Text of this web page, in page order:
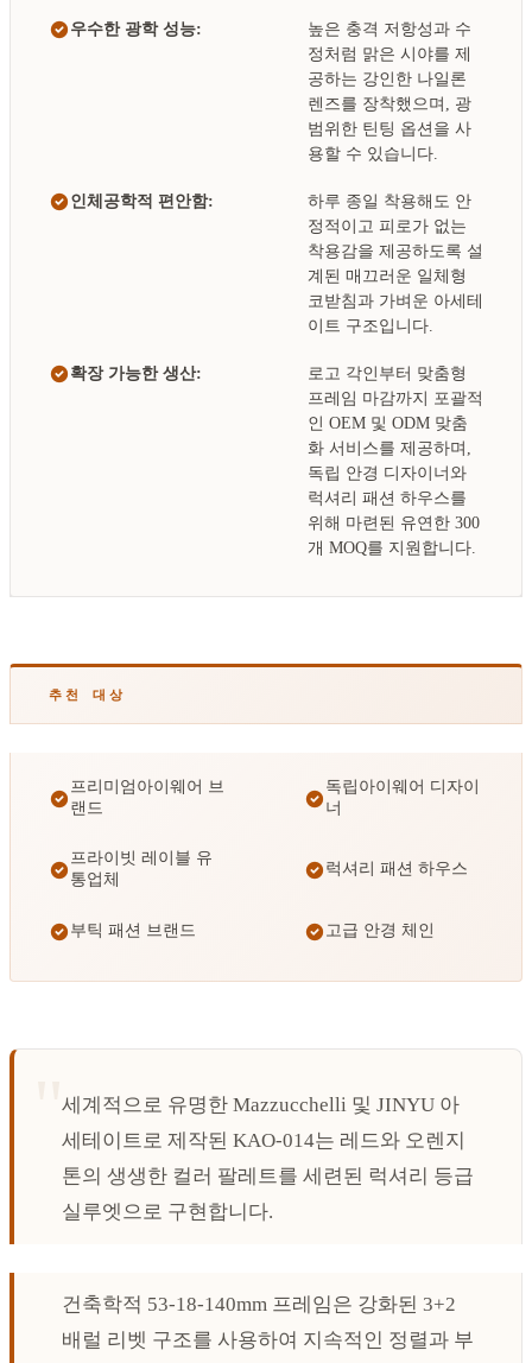
우수한 광학 성능:
높은 충격 저항성과 수
정처럼 맑은 시야를 제
공하는 강인한 나일론
렌즈를 장착했으며, 광
범위한 틴팅 옵션을 사
용할 수 있습니다.
인체공학적 편안함:
하루 종일 착용해도 안
정적이고 피로가 없는
착용감을 제공하도록 설
계된 매끄러운 일체형
코받침과 가벼운 아세테
이트 구조입니다.
확장 가능한 생산:
로고 각인부터 맞춤형
프레임 마감까지 포괄적
인 OEM 및 ODM 맞춤
화 서비스를 제공하며,
독립 안경 디자이너와
럭셔리 패션 하우스를
위해 마련된 유연한 300
개 MOQ를 지원합니다.
추천 대상
프리미엄아이웨어 브
랜드
독립아이웨어 디자이
너
프라이빗 레이블 유
통업체
럭셔리 패션 하우스
부틱 패션 브랜드 고급 안경 체인
세계적으로 유명한 Mazzucchelli 및 JINYU 아
세테이트로 제작된 KAO-014는 레드와 오렌지
톤의 생생한 컬러 팔레트를 세련된 럭셔리 등급
실루엣으로 구현합니다.
건축학적 53-18-140mm 프레임은 강화된 3+2
배럴 리벳 구조를 사용하여 지속적인 정렬과 부